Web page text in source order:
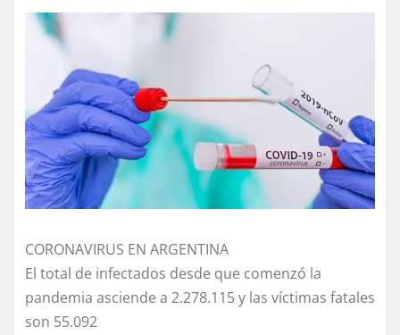
CORONAVIRUS EN ARGENTINA
El total de infectados desde que comenzó la
pandemia asciende a 2.278.115 y las víctimas fatales
son 55.092